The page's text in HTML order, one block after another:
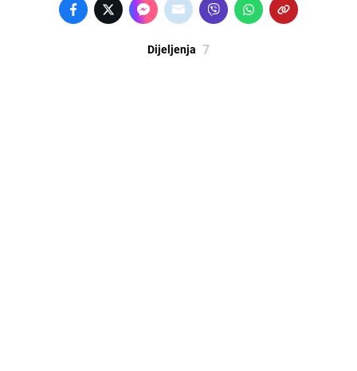
Dijeljenja 7